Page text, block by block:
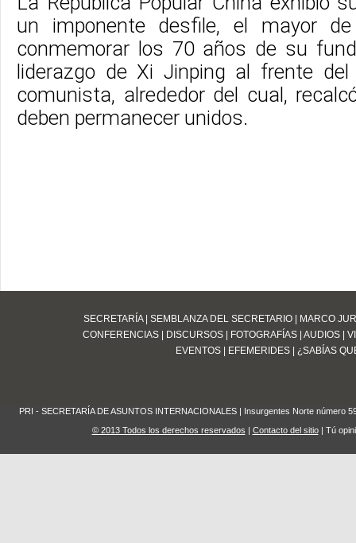
un imponente desfile, el mayor
conmemorar los 70 años de su
liderazgo de Xi Jinping al frente
comunista, alrededor del cual,
deben permanecer unidos.
SECRETARÍA| SEMBLANZA DEL SECRETARIO
MARCO
CONFERENCIAS| DISCURSOS| FOTOGRAFÍAS| AUDIOS|
EVENTOS
EFEMERIDES ¿SABÍAS
PRI - SECRETARÍA DE ASUNTOS INTERNACIONALES | Insurgentes Norte número
© 2013 Todos los derechos reservados
Contacto del sitio| Tú